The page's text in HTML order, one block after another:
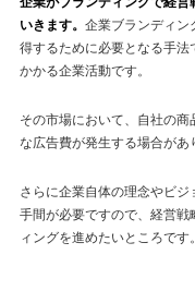
いきます。 企業ブランディン
得するために必要となる手
かかる企業活動です。
その市場において、自社の
な広告費が発生する場合があ
さらに企業自体の理念やビ
手間が必要ですので、経営
ィングを進めたいところです。